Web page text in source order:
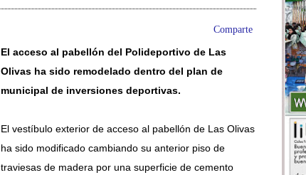
Comparte
El acceso al pabellón del Polideportivo de Las
Olivas ha sido remodelado dentro del plan de
municipal de inversiones deportivas.
El vestíbulo exterior de acceso al pabellón de Las Olivas
ha sido modificado cambiando su anterior piso de
traviesas de madera por una superficie de cemento